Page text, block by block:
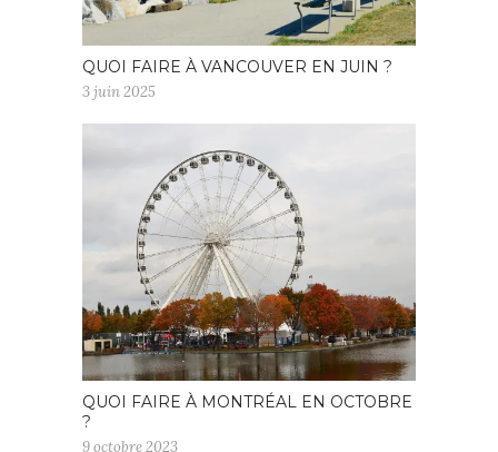
QUOI FAIRE À VANCOUVER EN JUIN ?
3 juin 2025
QUOI FAIRE À MONTRÉAL EN OCTOBRE
?
9 octobre 2023